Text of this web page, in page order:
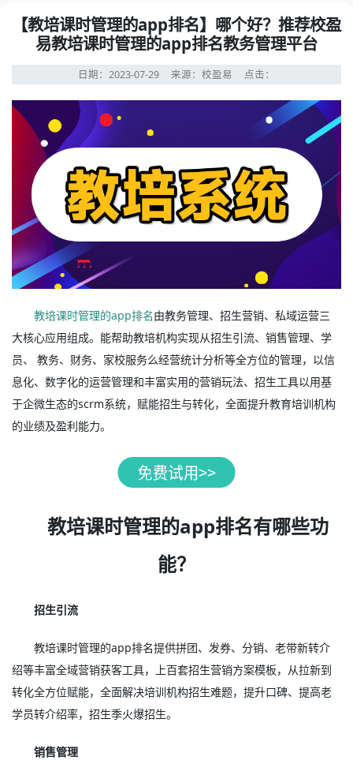
【教培课时管理的app排名】哪个好？推荐校盈
易教培课时管理的app排名教务管理平台
日期：2023-07-29 来源：校盈易 点击：
教培课时管理的app排名由教务管理、招生营销、私域运营三
大核心应用组成。能帮助教培机构实现从招生引流、销售管理、学
员、 教务、财务、家校服务么经营统计分析等全方位的管理，以信
息化、数字化的运营管理和丰富实用的营销玩法、招生工具以用基
于企微生态的scrm系统，赋能招生与转化，全面提升教育培训机构
的业绩及盈利能力。
教培课时管理的app排名有哪些功
能？
招生引流
教培课时管理的app排名提供拼团、发券、分销、老带新转介
绍等丰富全域营销获客工具，上百套招生营销方案模板，从拉新到
转化全方位赋能，全面解决培训机构招生难题，提升口碑、提高老
学员转介绍率，招生季火爆招生。
销售管理